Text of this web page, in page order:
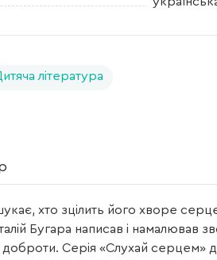
література
хто зцілить його хворе
Бугара написав і намалював
Серія «Слухай серцем»